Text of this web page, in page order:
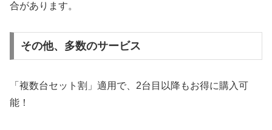
合があります。
その他、多数のサービス
「複数台セット割」適用で、2台目以降もお得に購入可
能！